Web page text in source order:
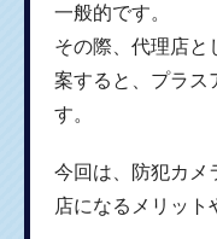
一般的です。
その際、代理店と
案すると、プラス
す。
今回は、防犯カメ
店になるメリット